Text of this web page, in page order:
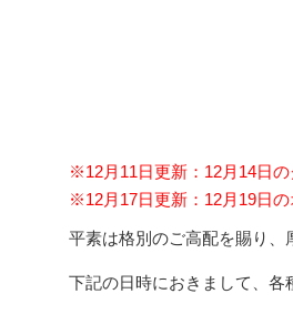
※12月11日更新：12月14日の
※12月17日更新：12月19日
平素は格別のご高配を賜り、
下記の日時におきまして、各